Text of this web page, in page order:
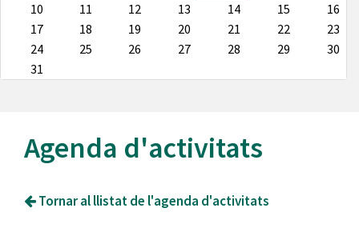
10
11 12 13 14 15
16
17
18 19 20 21 22
23
24
25 26 27 28 29
30
31
Agenda d'activitats
Tornar al llistat de l'agenda d'activitats